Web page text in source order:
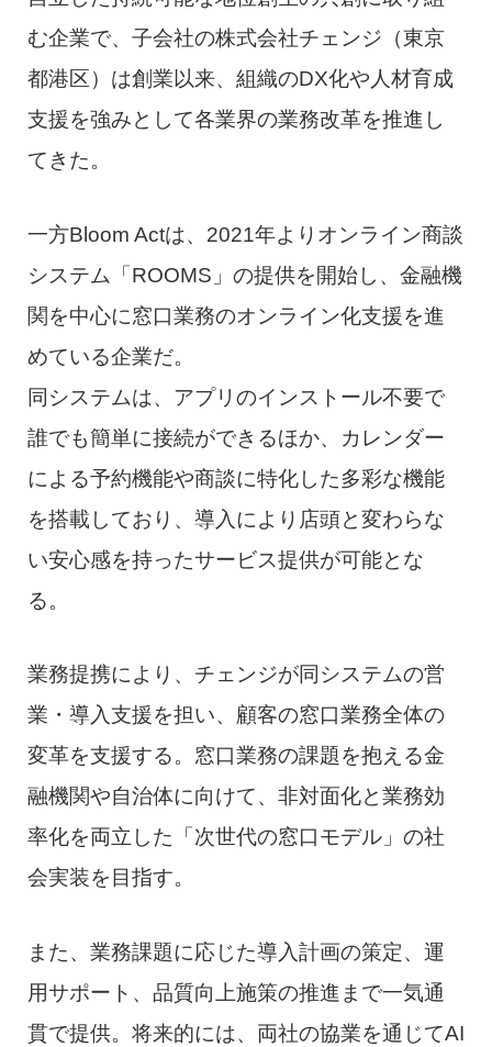
む企業で、子会社の株式会社チェンジ（東京
都港区）は創業以来、組織のDX化や人材育成
支援を強みとして各業界の業務改革を推進し
てきた。
一方Bloom Actは、2021年よりオンライン商談
システム「ROOMS」の提供を開始し、金融機
関を中心に窓口業務のオンライン化支援を進
めている企業だ。
同システムは、アプリのインストール不要で
誰でも簡単に接続ができるほか、カレンダー
による予約機能や商談に特化した多彩な機能
を搭載しており、導入により店頭と変わらな
い安心感を持ったサービス提供が可能とな
る。
業務提携により、チェンジが同システムの営
業・導入支援を担い、顧客の窓口業務全体の
変革を支援する。窓口業務の課題を抱える金
融機関や自治体に向けて、非対面化と業務効
率化を両立した「次世代の窓口モデル」の社
会実装を目指す。
また、業務課題に応じた導入計画の策定、運
用サポート、品質向上施策の推進まで一気通
貫で提供。将来的には、両社の協業を通じてAI